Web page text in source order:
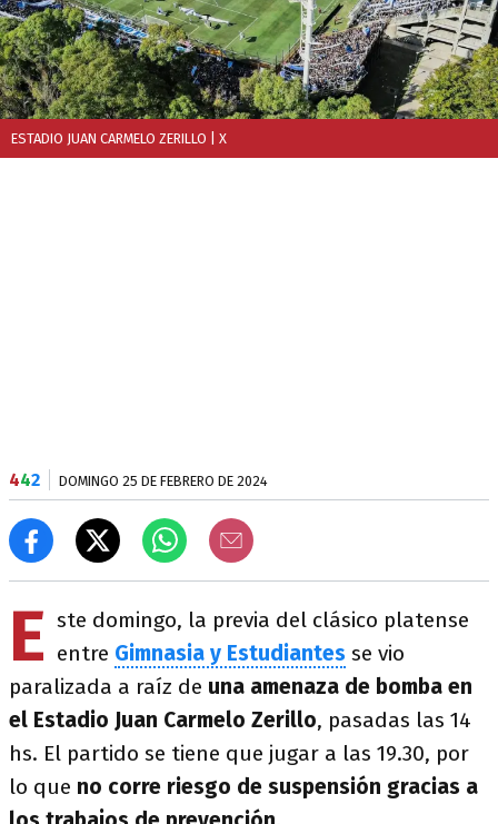
ESTADIO JUAN CARMELO ZERILLO | X
442 DOMINGO 25 DE FEBRERO DE 2024
E ste domingo, la previa del clásico platense
entre Gimnasia y Estudiantes se vio
paralizada a raíz de una amenaza de bomba en
el Estadio Juan Carmelo Zerillo, pasadas las 14
hs. El partido se tiene que jugar a las 19.30, por
lo que no corre riesgo de suspensión gracias a